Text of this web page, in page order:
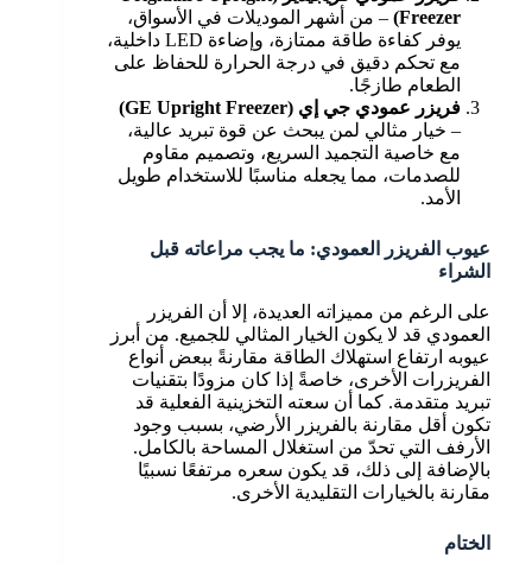
Freezer) – من أشهر الموديلات في الأسواق،
يوفر كفاءة طاقة ممتازة، وإضاءة LED داخلية،
مع تحكم دقيق في درجة الحرارة للحفاظ على
الطعام طازجًا.
فريزر عمودي جي إي (GE Upright Freezer)
– خيار مثالي لمن يبحث عن قوة تبريد عالية،
مع خاصية التجميد السريع، وتصميم مقاوم
للصدمات، مما يجعله مناسبًا للاستخدام طويل
الأمد.
عيوب الفريزر العمودي: ما يجب مراعاته قبل
الشراء
على الرغم من مميزاته العديدة، إلا أن الفريزر
العمودي قد لا يكون الخيار المثالي للجميع. من أبرز
عيوبه ارتفاع استهلاك الطاقة مقارنةً ببعض أنواع
الفريزرات الأخرى، خاصةً إذا كان مزودًا بتقنيات
تبريد متقدمة. كما أن سعته التخزينية الفعلية قد
تكون أقل مقارنة بالفريزر الأرضي، بسبب وجود
الأرفف التي تحدّ من استغلال المساحة بالكامل.
بالإضافة إلى ذلك، قد يكون سعره مرتفعًا نسبيًا
مقارنة بالخيارات التقليدية الأخرى.
الختام